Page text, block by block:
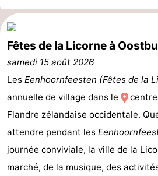
golf
être
villes
Sports
-
Piscines
-
Faire
du
vélo
-
Randonnée
Équitation
-
Fêtes de la Licorne à
samedi 15 août 2026
Les Eenhoornfeesten (Fêtes de la
annuelle de village dans le
Flandre zélandaise occidentale.
attendre pendant les
journée conviviale, la ville de la
marché, de la musique, des